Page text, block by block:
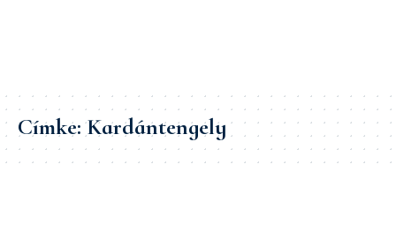
Címke:Kardántengely